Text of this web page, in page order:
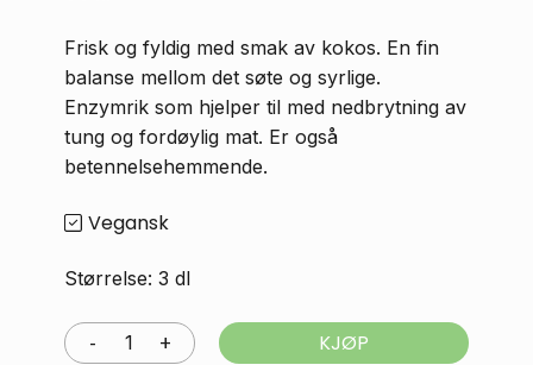
Frisk og fyldig med smak av kokos. En fin
balanse mellom det søte og syrlige.
Enzymrik som hjelper til med nedbrytning av
tung og fordøylig mat. Er også
betennelsehemmende.
Vegansk
Størrelse: 3 dl
KJØP